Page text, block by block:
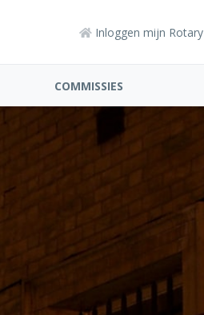
Inloggen mijn Rotary
COMMISSIES